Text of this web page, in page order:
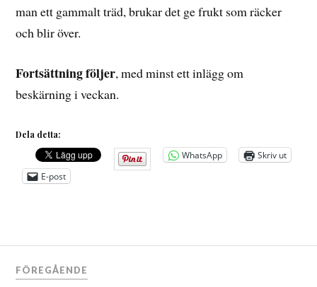
man ett gammalt träd, brukar det ge frukt som räcker
och blir över.
Fortsättning följer, med minst ett inlägg om
beskärning i veckan.
Dela detta:
WhatsApp
Skriv ut
E-post
Inläggsnavigering
FÖREGÅENDE